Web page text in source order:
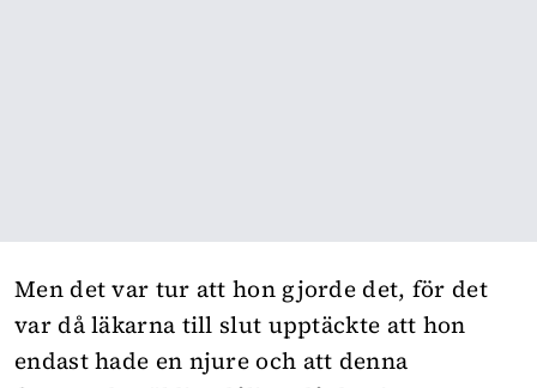
Men det var tur att hon gjorde det, för det
var då läkarna till slut upptäckte att hon
endast hade en njure och att denna